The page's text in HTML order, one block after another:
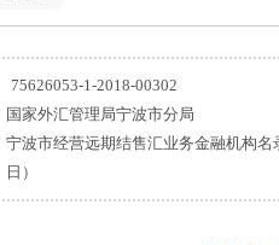
75626053-1-2018-00302
国家外汇管理局宁波市分局
宁波市经营远期结售汇业务金融机构名
日）